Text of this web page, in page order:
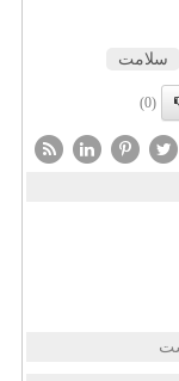
سلامت
(0)